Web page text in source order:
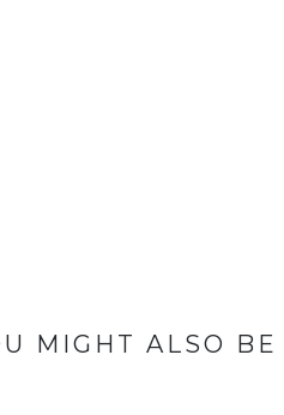
MIGHT ALSO